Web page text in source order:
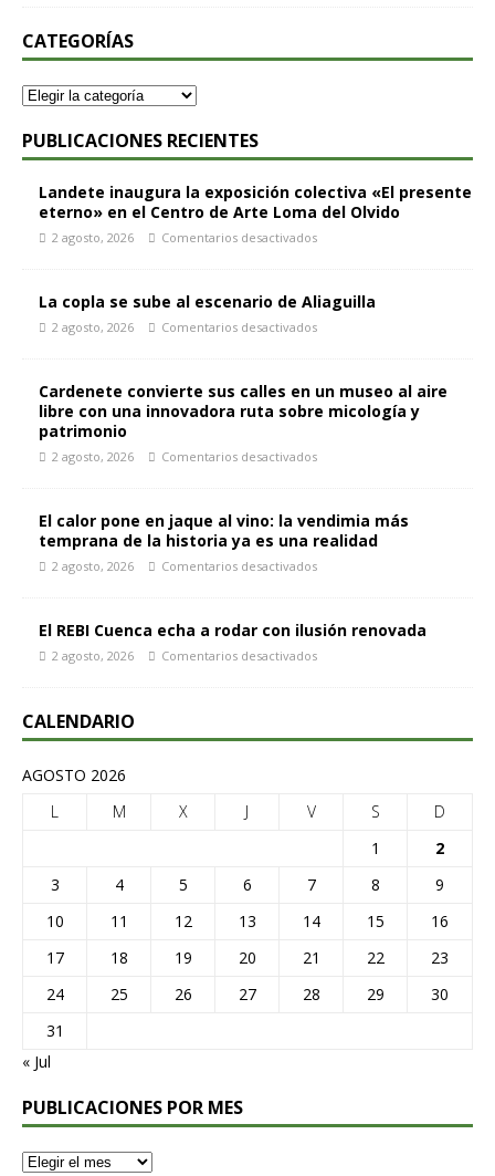
CATEGORÍAS
PUBLICACIONES RECIENTES
Landete inaugura la exposición colectiva «El presente
eterno» en el Centro de Arte Loma del Olvido
2 agosto, 2026 Comentarios desactivados
La copla se sube al escenario de Aliaguilla
2 agosto, 2026 Comentarios desactivados
Cardenete convierte sus calles en un museo al aire
libre con una innovadora ruta sobre micología y
patrimonio
2 agosto, 2026 Comentarios desactivados
El calor pone en jaque al vino: la vendimia más
temprana de la historia ya es una realidad
2 agosto, 2026 Comentarios desactivados
El REBI Cuenca echa a rodar con ilusión renovada
2 agosto, 2026 Comentarios desactivados
CALENDARIO
AGOSTO 2026
L
M X J V S
D
1
2
3
4 5 6 7 8
9
10
11 12 13 14 15
16
17
18 19 20 21 22
23
24
25 26 27 28 29
30
31
« Jul
PUBLICACIONES POR MES